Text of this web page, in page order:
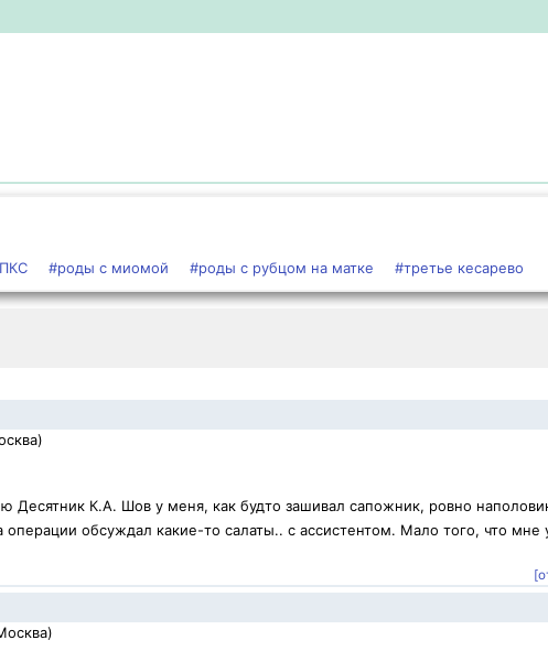
#роды с миомой #роды с рубцом на матке #третье кесарево
Десятник К.А. Шов у меня, как будто зашивал сапожник, ровно
обсуждал какие-то салаты.. с ассистентом. Мало того, что мне